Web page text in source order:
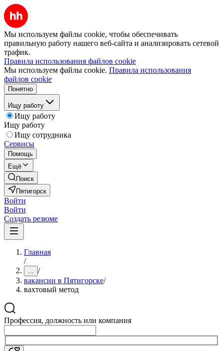
Мы используем файлы cookie, чтобы обеспечивать
правильную работу нашего веб-сайта и анализировать сетевой
трафик.
Правила использования файлов cookie
Мы используем файлы cookie. Правила использования
файлов cookie
Понятно
Ищу работу
Ищу работу
Ищу работу
Ищу сотрудника
Сервисы
Помощь
Ещё
Поиск
Пятигорск
Войти
Войти
Создать резюме
Главная
/
... /
вакансии в Пятигорске/
вахтовый метод
Профессия, должность или компания